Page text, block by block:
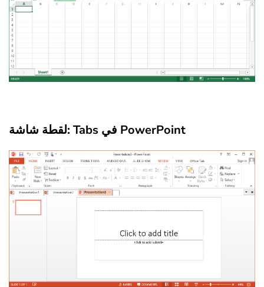
لقطة شاشة: Tabs في PowerPoint